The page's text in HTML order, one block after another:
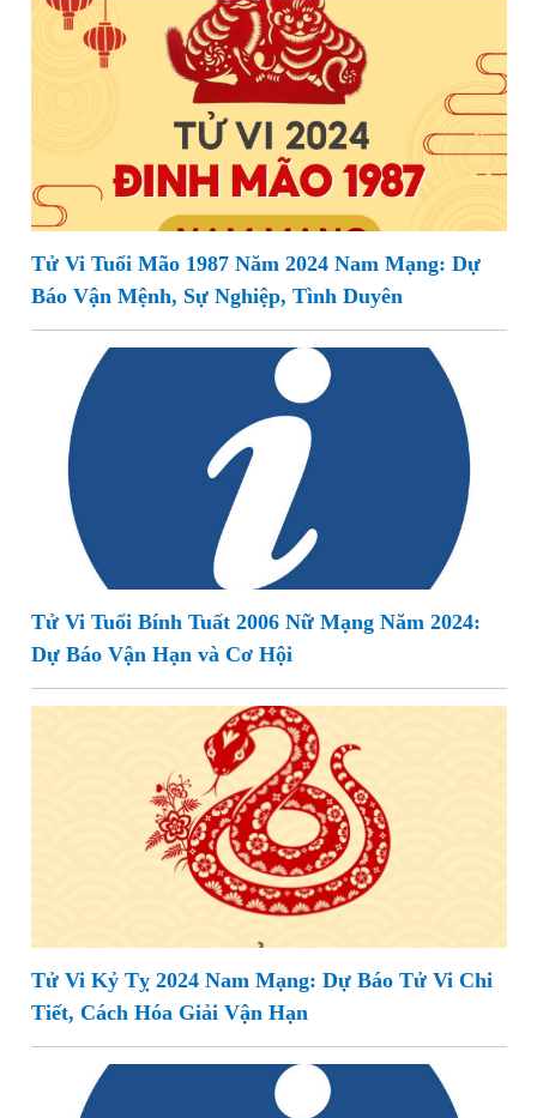
Tử Vi Tuổi Mão 1987 Năm 2024 Nam Mạng: Dự
Báo Vận Mệnh, Sự Nghiệp, Tình Duyên
Tử Vi Tuổi Bính Tuất 2006 Nữ Mạng Năm 2024:
Dự Báo Vận Hạn và Cơ Hội
Tử Vi Kỷ Tỵ 2024 Nam Mạng: Dự Báo Tử Vi Chi
Tiết, Cách Hóa Giải Vận Hạn